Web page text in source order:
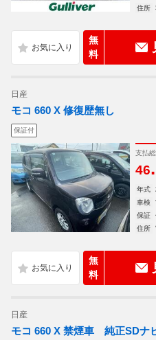
住所
無
料
日産
モコ 660 X 修復歴無し
保証付
支払
46.
年式
車検
保証
住所
無
料
日産
モコ 660 X 禁煙車 純正SD